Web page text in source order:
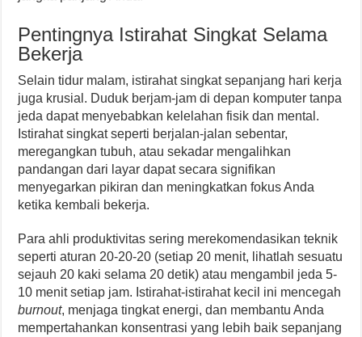
Pentingnya Istirahat Singkat Selama
Bekerja
Selain tidur malam, istirahat singkat sepanjang hari kerja
juga krusial. Duduk berjam-jam di depan komputer tanpa
jeda dapat menyebabkan kelelahan fisik dan mental.
Istirahat singkat seperti berjalan-jalan sebentar,
meregangkan tubuh, atau sekadar mengalihkan
pandangan dari layar dapat secara signifikan
menyegarkan pikiran dan meningkatkan fokus Anda
ketika kembali bekerja.
Para ahli produktivitas sering merekomendasikan teknik
seperti aturan 20-20-20 (setiap 20 menit, lihatlah sesuatu
sejauh 20 kaki selama 20 detik) atau mengambil jeda 5-
10 menit setiap jam. Istirahat-istirahat kecil ini mencegah
burnout, menjaga tingkat energi, dan membantu Anda
mempertahankan konsentrasi yang lebih baik sepanjang